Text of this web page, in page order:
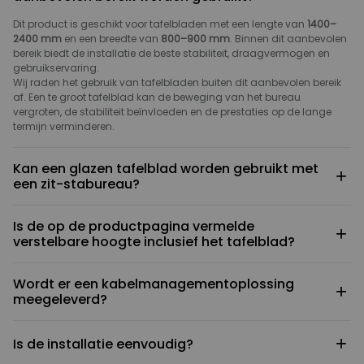
Dit product is geschikt voor tafelbladen met een lengte van 1400–
2400 mm en een breedte van 800–900 mm. Binnen dit aanbevolen
bereik biedt de installatie de beste stabiliteit, draagvermogen en
gebruikservaring.
Wij raden het gebruik van tafelbladen buiten dit aanbevolen bereik
af. Een te groot tafelblad kan de beweging van het bureau
vergroten, de stabiliteit beïnvloeden en de prestaties op de lange
termijn verminderen.
Kan een glazen tafelblad worden gebruikt met
een zit-stabureau?
+
tafelblad worden bevestigd, maar glas is hiervoor niet geschikt.
Daarnaast stelt glas hogere eisen aan draagkracht en veiligheid.
Is de op de productpagina vermelde
verstelbare hoogte inclusief het tafelblad?
+
wordt weergegeven, hebben uitsluitend betrekking op het
bureauframe en zijn
Wordt er een kabelmanagementoplossing
meegeleverd?
+
kabelmanagementoplossing, waarmee de control box en
stroomkabels van het bureauframe kunnen worden opgeborgen en
Is de installatie eenvoudig? +